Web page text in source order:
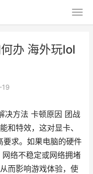
办 海外玩lol
决方法 卡顿原因 团战
和特效，这对显卡、
要求。如果电脑的硬件
络不稳定或网络拥堵
而影响游戏体验，使